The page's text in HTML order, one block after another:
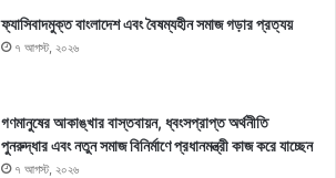
ফ্যাসিবাদমুক্ত বাংলাদেশ এবং বৈষম্যহীন সমাজ গড়ার প্রত্যয়
৭ আগস্ট, ২০২৬
গণমানুষের আকাঙ্খার বাস্তবায়ন, ধ্বংসপ্রাপ্ত অর্থনীতি
পুনরুদ্ধার এবং নতুন সমাজ বিনির্মাণে প্রধানমন্ত্রী কাজ করে যাচ্ছেন
৭ আগস্ট, ২০২৬